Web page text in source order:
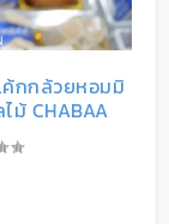
ค้กกล้วยหอมมิ
ม้ CHABAA